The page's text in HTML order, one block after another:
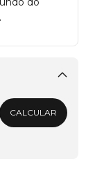
Alterar CEP
CALCULAR